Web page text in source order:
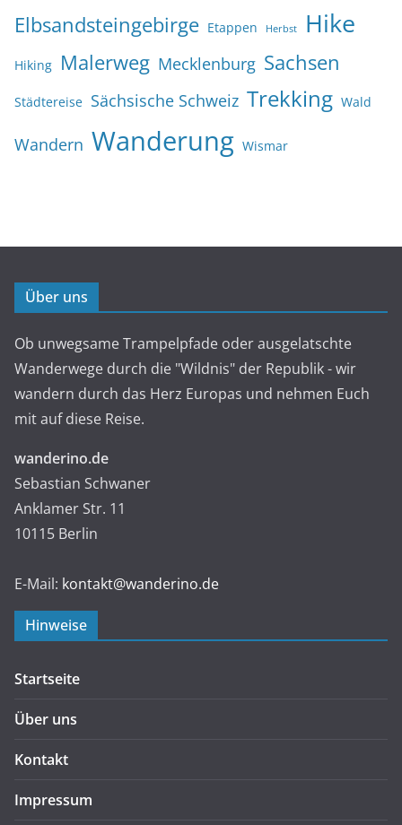
Elbsandsteingebirge Etappen Herbst Hike
Hiking Malerweg Mecklenburg Sachsen
Städtereise Sächsische Schweiz Trekking Wald
Wandern Wanderung Wismar
Über uns
Ob unwegsame Trampelpfade oder ausgelatschte
Wanderwege durch die "Wildnis" der Republik - wir
wandern durch das Herz Europas und nehmen Euch
mit auf diese Reise.
wanderino.de
Sebastian Schwaner
Anklamer Str. 11
10115 Berlin
E-Mail: kontakt@wanderino.de
Hinweise
Startseite
Über uns
Kontakt
Impressum